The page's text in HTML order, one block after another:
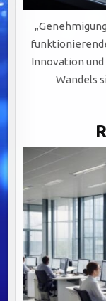
Innovation
Wandels